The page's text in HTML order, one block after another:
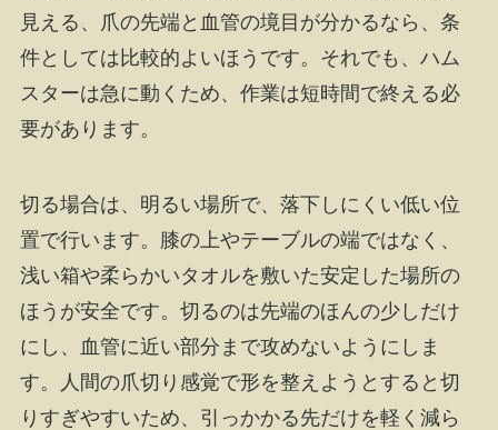
見える、爪の先端と血管の境目が分かるなら、条
件としては比較的よいほうです。それでも、ハム
スターは急に動くため、作業は短時間で終える必
要があります。
切る場合は、明るい場所で、落下しにくい低い位
置で行います。膝の上やテーブルの端ではなく、
浅い箱や柔らかいタオルを敷いた安定した場所の
ほうが安全です。切るのは先端のほんの少しだけ
にし、血管に近い部分まで攻めないようにしま
す。人間の爪切り感覚で形を整えようとすると切
りすぎやすいため、引っかかる先だけを軽く減ら